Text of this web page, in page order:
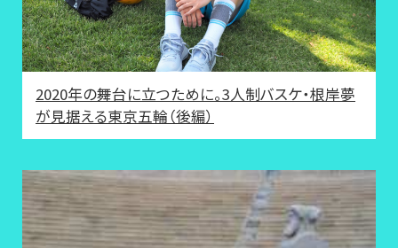
2020年の舞台に立つために。3人制バスケ・根岸夢
が見据える東京五輪（後編）